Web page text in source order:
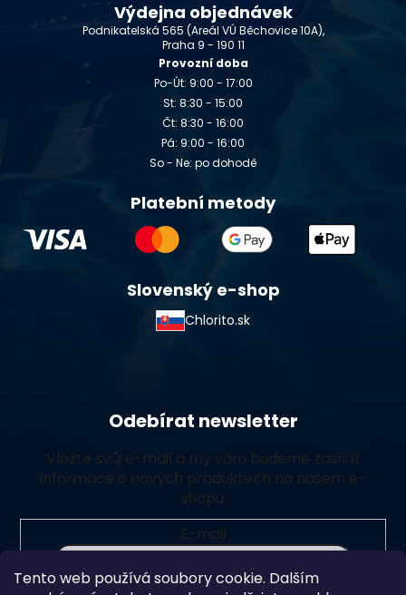
Tento web používá soubory cookie. Dalším
Výdejna objednávek
Podnikatelská 565 (Areál VÚ Běchovice 10A),
Praha 9 - 190 11
Provozní doba
Po-Út: 9:00 - 17:00
St: 8:30 - 15:00
Čt: 8:30 - 16:00
Pá: 9:00 - 16:00
So - Ne: po dohodě
Platební metody
Slovenský e-shop
Chlorito.sk
Odebírat newsletter
Vložte svůj e-mail a my vám budeme zasílat
informace o nových produktech na našem e-
shopu.
E-mail
Vložením e-mailu souhlasíte spodmínkami ochrany